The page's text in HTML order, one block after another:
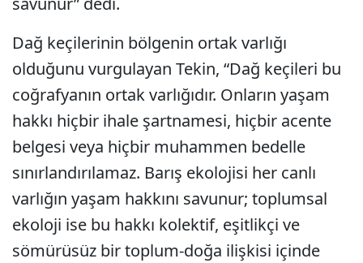
Dağ keçilerinin bölgenin ortak varlığı
olduğunu vurgulayan Tekin, “Dağ keçileri bu
coğrafyanın ortak varlığıdır. Onların yaşam
hakkı hiçbir ihale şartnamesi, hiçbir acente
belgesi veya hiçbir muhammen bedelle
sınırlandırılamaz. Barış ekolojisi her canlı
varlığın yaşam hakkını savunur; toplumsal
ekoloji ise bu hakkı kolektif, eşitlikçi ve
sömürüsüz bir toplum-doğa ilişkisi içinde